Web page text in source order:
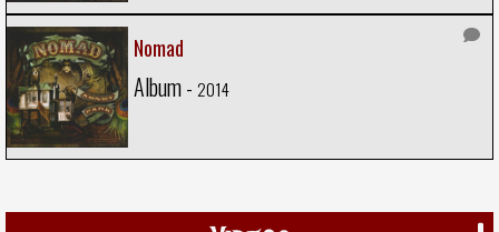
Nomad
Album - 2014